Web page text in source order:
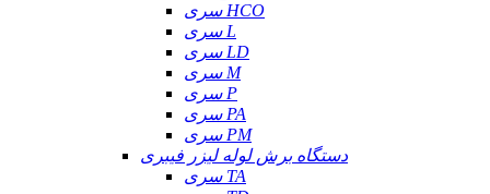
سری HCO
سری L
سری LD
سری M
سری P
سری PA
سری PM
دستگاه برش لوله لیزر فیبری
سری TA